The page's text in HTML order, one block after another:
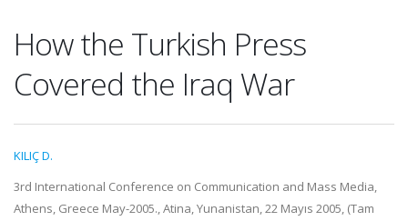
How the Turkish Press
Covered the Iraq War
KILIÇ D.
3rd International Conference on Communication and Mass Media,
Athens, Greece May-2005., Atina, Yunanistan, 22 Mayıs 2005, (Tam